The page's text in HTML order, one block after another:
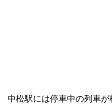
中松駅には停車中の列車